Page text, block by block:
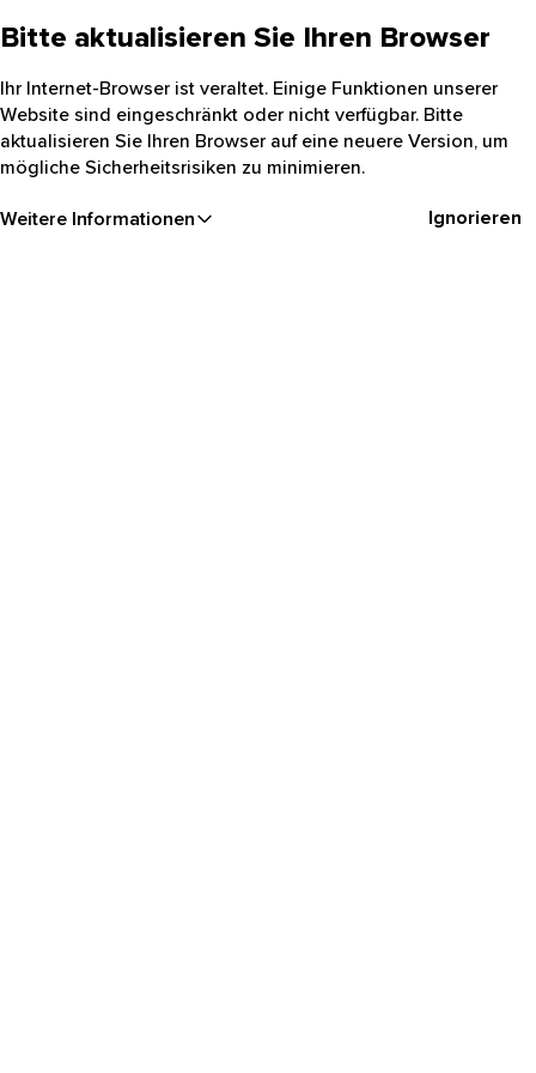
Bitte aktualisieren Sie Ihren Browser
Ihr Internet-Browser ist veraltet. Einige Funktionen unserer
Website sind eingeschränkt oder nicht verfügbar. Bitte
aktualisieren Sie Ihren Browser auf eine neuere Version, um
mögliche Sicherheitsrisiken zu minimieren.
Weitere Informationen Ignorieren